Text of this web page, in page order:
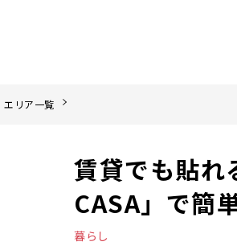
エリア一覧
賃貸でも貼れ
CASA」で簡
暮らし